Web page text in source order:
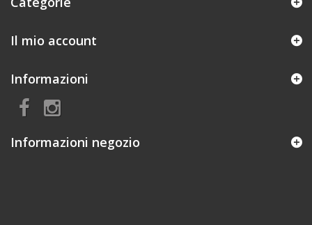
Il mio account
Informazioni
Informazioni negozio